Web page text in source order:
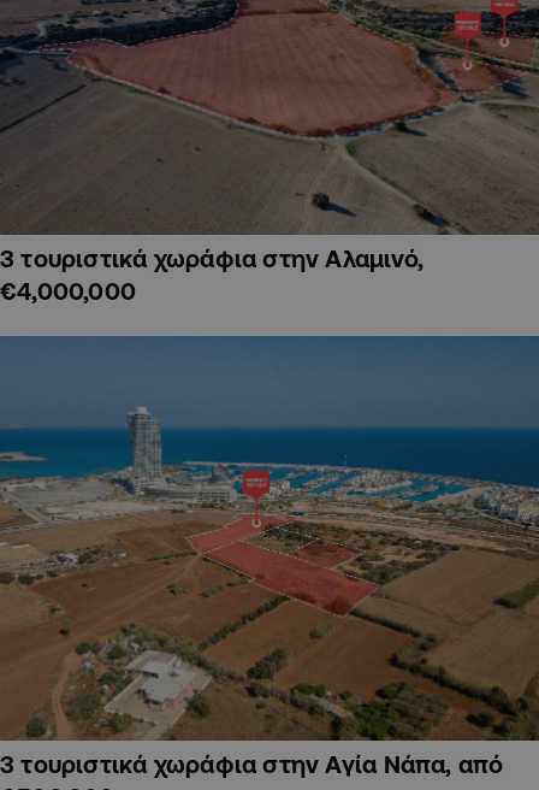
3 τουριστικά χωράφια στην Αλαμινό,
€4,000,000
3 τουριστικά χωράφια στην Αγία Νάπα, από